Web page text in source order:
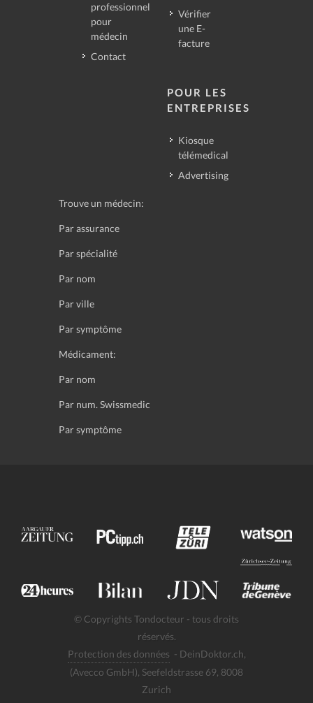
professionnel
pour
médecin
Contact
Vérifier
une E-
facture
POUR LES
ENTREPRISES
Kiosque
télémedical
Advertising
Trouve un médecin:
Par assurance
Par spécialité
Par nom
Par ville
Par symptôme
Médicament:
Par nom
Par num. Swissmedic
Par symptôme
© Copyrights Tondocteur - tous droits
réservés.
Protection des données - DeinDoktor.ch,
(Avecco GmbH), Seefeldstrasse 69, 8008
Zurich